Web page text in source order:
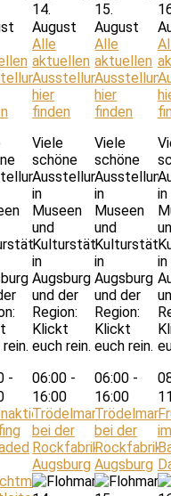
Großeltern und Enkel |
-
14.
August
Alle
aktuellen
Ausstellungen
hier
finden
Viele
schöne
Ausstellungen
in
Museen
und
Kulturstätten
in
Augsburg
und der
Region:
Klickt
euch rein.
06:00 -
16:00
Trödelmarkt
bei der
Rockfabrik
Augsburg
15.
August
Alle
aktuellen
hier
finden
Viele
schöne
in
Museen
und
in
Augsburg
und der
Region:
Klickt
euch rein.
06:00 -
16:00
bei der
Rockfabrik
Augsburg
in
in
im